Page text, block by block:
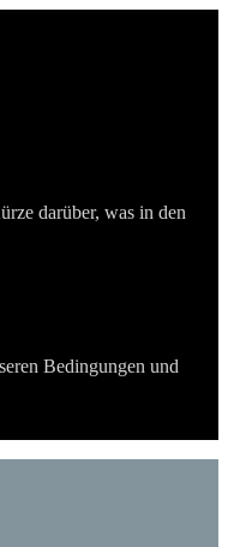
darüber, was in den
Bedingungen und